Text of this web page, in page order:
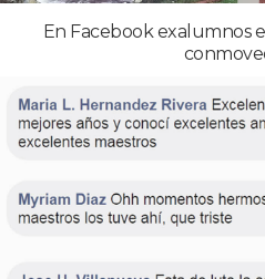
En Facebook exalumnos